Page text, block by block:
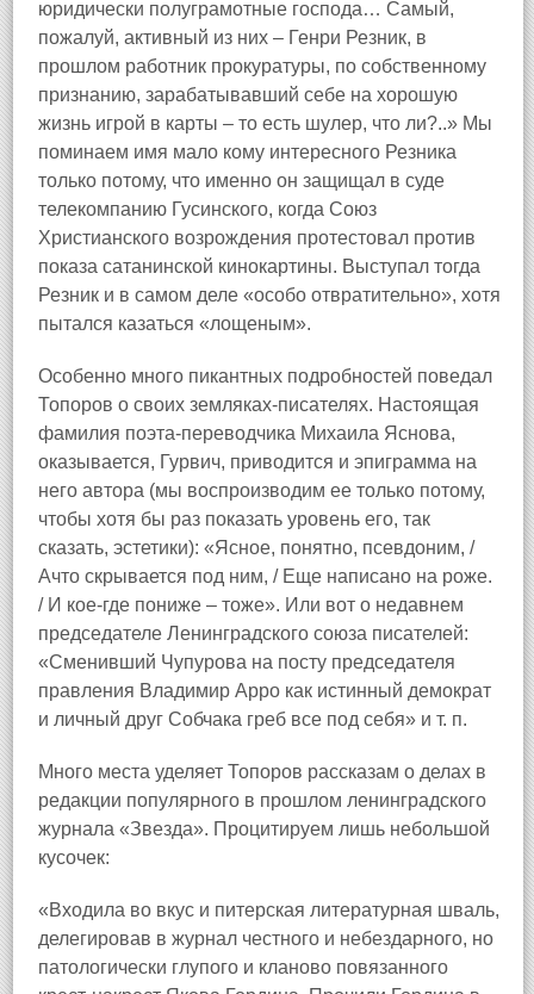
юридически полуграмотные господа… Самый,
пожалуй, активный из них – Генри Резник, в
прошлом работник прокуратуры, по собственному
признанию, зарабатывавший себе на хорошую
жизнь игрой в карты – то есть шулер, что ли?..» Мы
поминаем имя мало кому интересного Резника
только потому, что именно он защищал в суде
телекомпанию Гусинского, когда Союз
Христианского возрождения протестовал против
показа сатанинской кинокартины. Выступал тогда
Резник и в самом деле «особо отвратительно», хотя
пытался казаться «лощеным».
Особенно много пикантных подробностей поведал
Топоров о своих земляках‑писателях. Настоящая
фамилия поэта‑переводчика Михаила Яснова,
оказывается, Гурвич, приводится и эпиграмма на
него автора (мы воспроизводим ее только потому,
чтобы хотя бы раз показать уровень его, так
сказать, эстетики): «Ясное, понятно, псевдоним, /
Ачто скрывается под ним, / Еще написано на роже.
/ И кое‑где пониже – тоже». Или вот о недавнем
председателе Ленинградского союза писателей:
«Сменивший Чупурова на посту председателя
правления Владимир Арро как истинный демократ
и личный друг Собчака греб все под себя» и т. п.
Много места уделяет Топоров рассказам о делах в
редакции популярного в прошлом ленинградского
журнала «Звезда». Процитируем лишь небольшой
кусочек:
«Входила во вкус и питерская литературная шваль,
делегировав в журнал честного и небездарного, но
патологически глупого и кланово повязанного